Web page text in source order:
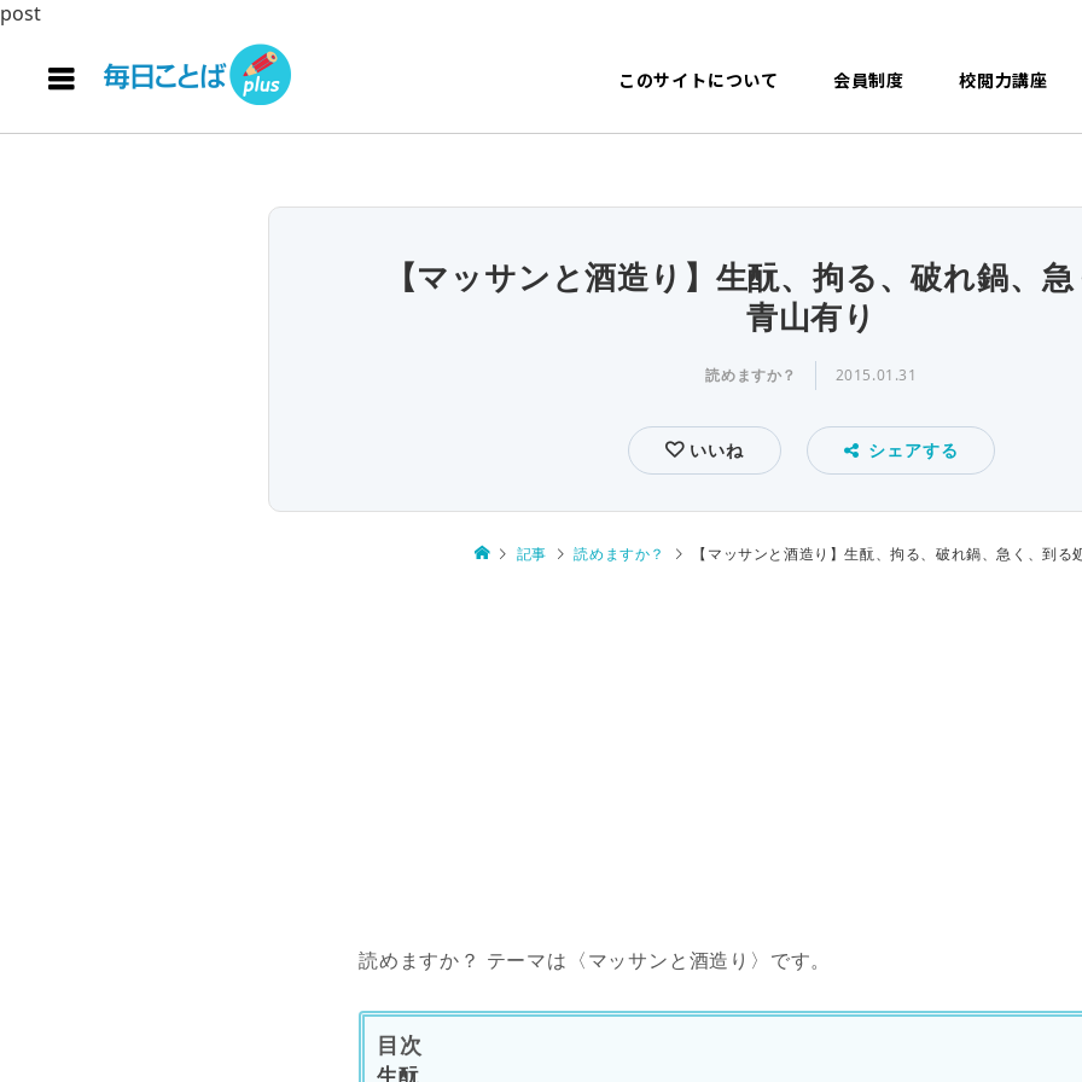
post
このサイトについて 会員制度 校閲力講座
【マッサンと酒造り】生酛、拘る、破れ鍋、
青山有り
読めますか？ 2015.01.31
いいね シェアする
記事 読めますか？ 【マッサンと酒造り】生酛、拘る、破れ鍋、急く、到る
読めますか？ テーマは〈マッサンと酒造り〉です。
目次
生酛